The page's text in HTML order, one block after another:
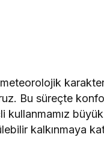
Bu süreçte
kalkınmaya